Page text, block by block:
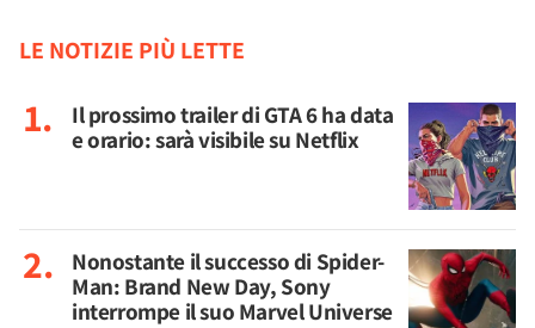
LE NOTIZIE PIÙ LETTE
Il prossimo trailer di GTA 6 ha data
e orario: sarà visibile su Netflix
Nonostante il successo di Spider-
Man: Brand New Day, Sony
interrompe il suo Marvel Universe